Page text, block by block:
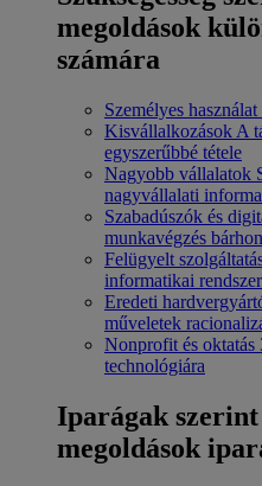
megoldások
számára
Személyes használat
Kisvállalkozások A
egyszerűbbé tétele
Nagyobb vállalatok
nagyvállalati
Szabadúszók és
munkavégzés
Felügyelt
informatikai
Eredeti
műveletek
Nonprofit és oktatás
technológiára
Iparágak szerint
megoldások